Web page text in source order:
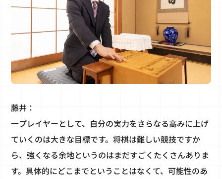
藤井：
一プレイヤーとして、自分の実力をさらなる高みに上げ
ていくのは大きな目標です。将棋は難しい競技ですか
ら、強くなる余地というのはまだすごくたくさんありま
す。具体的にどこまでということはなくて、可能性のあ